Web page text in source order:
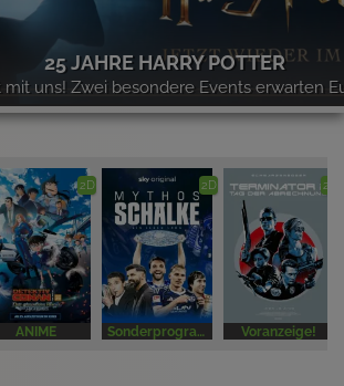
25 JAHRE HARRY POTTER
mit uns! Zwei besondere Events erwarten
2D
ANIME
2D
Sonderprogramm
2D
Voranzeige!